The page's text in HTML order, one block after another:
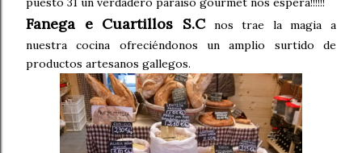
Fanega e Cuartillos S.Cnos trae la magia a
nuestra cocina ofreciéndonos un amplio surtido de
productos artesanos gallegos.